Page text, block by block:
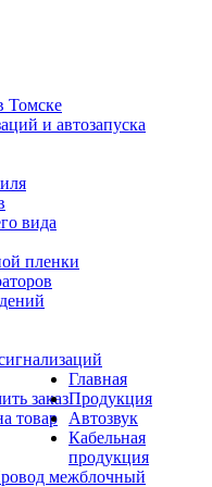
Томске
и автозапуска
вида
пленки
заказ
товар
Главная
Продукция
Автозвук
Кабельная
продукция
межблочный